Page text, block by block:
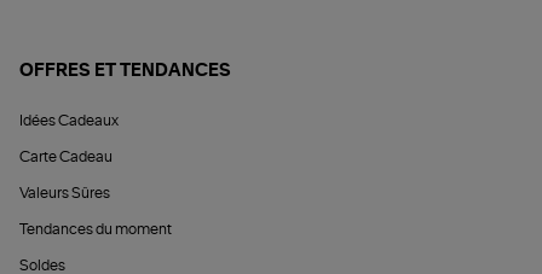
OFFRES ET TENDANCES
Idées Cadeaux
Carte Cadeau
Valeurs Sûres
Tendances du moment
Soldes